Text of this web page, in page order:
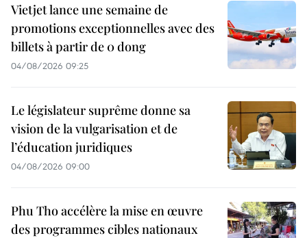
Vietjet lance une semaine de
promotions exceptionnelles avec des
billets à partir de 0 dong
04/08/2026 09:25
Le législateur suprême donne sa
vision de la vulgarisation et de
l’éducation juridiques
04/08/2026 09:00
Phu Tho accélère la mise en œuvre
des programmes cibles nationaux